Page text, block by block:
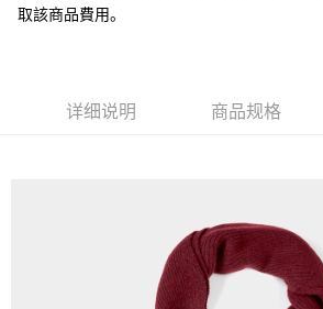
台湾乐天信用卡公司
每笔NT$120，满NT$3,000(含以上)免运费
取該商品費用。
详细说明 商品规格